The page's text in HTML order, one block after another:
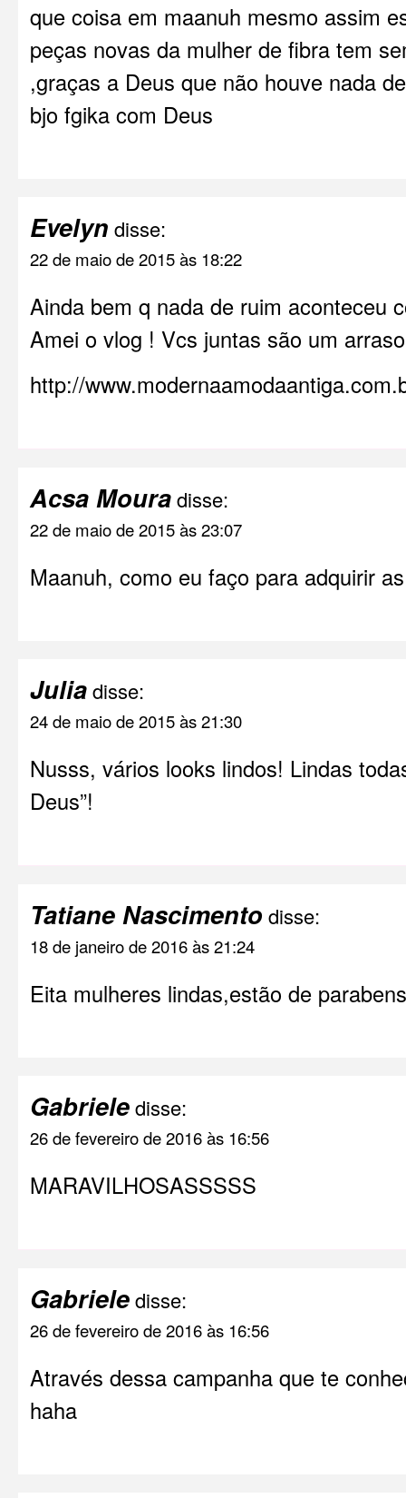
que coisa em maanuh mesmo assim
peças novas da mulher de fibra tem
,graças a Deus que não houve nada
bjo fgika com Deus
Evelyn disse:
22 de maio de 2015 às 18:22
Ainda bem q nada de ruim aconteceu
Amei o vlog ! Vcs juntas são um
http://
Acsa Mouradisse:
22 de maio de 2015 às 23:07
Maanuh, como eu faço para adquirir
Juliadisse:
24 de maio de 2015 às 21:30
Nusss, vários looks lindos! Lindas
Deus”!
Tatiane Nascimento disse:
18 de janeiro de 2016 às 21:24
Eita mulheres lindas,estão de
Gabrieledisse:
26 de fevereiro de 2016 às 16:56
MARAVILHOSASSSSS
Gabrieledisse:
26 de fevereiro de 2016 às 16:56
Através dessa campanha que te
haha